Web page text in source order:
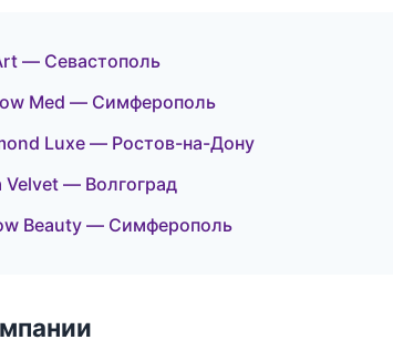
— Севастополь
Med — Симферополь
Luxe — Ростов-на-Дону
Velvet — Волгоград
Beauty — Симферополь